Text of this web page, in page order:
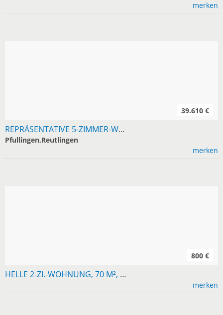
merken
REPRÄSENTATIVE 5-ZIMMER-WOHNUNG IN PFULLINGEN, 157 M²
39.610 €
Pfullingen,Reutlingen
merken
HELLE 2-ZI.-WOHNUNG, 70 M², GROSSENGSTINGEN, AB 1.9.26
800 €
merken